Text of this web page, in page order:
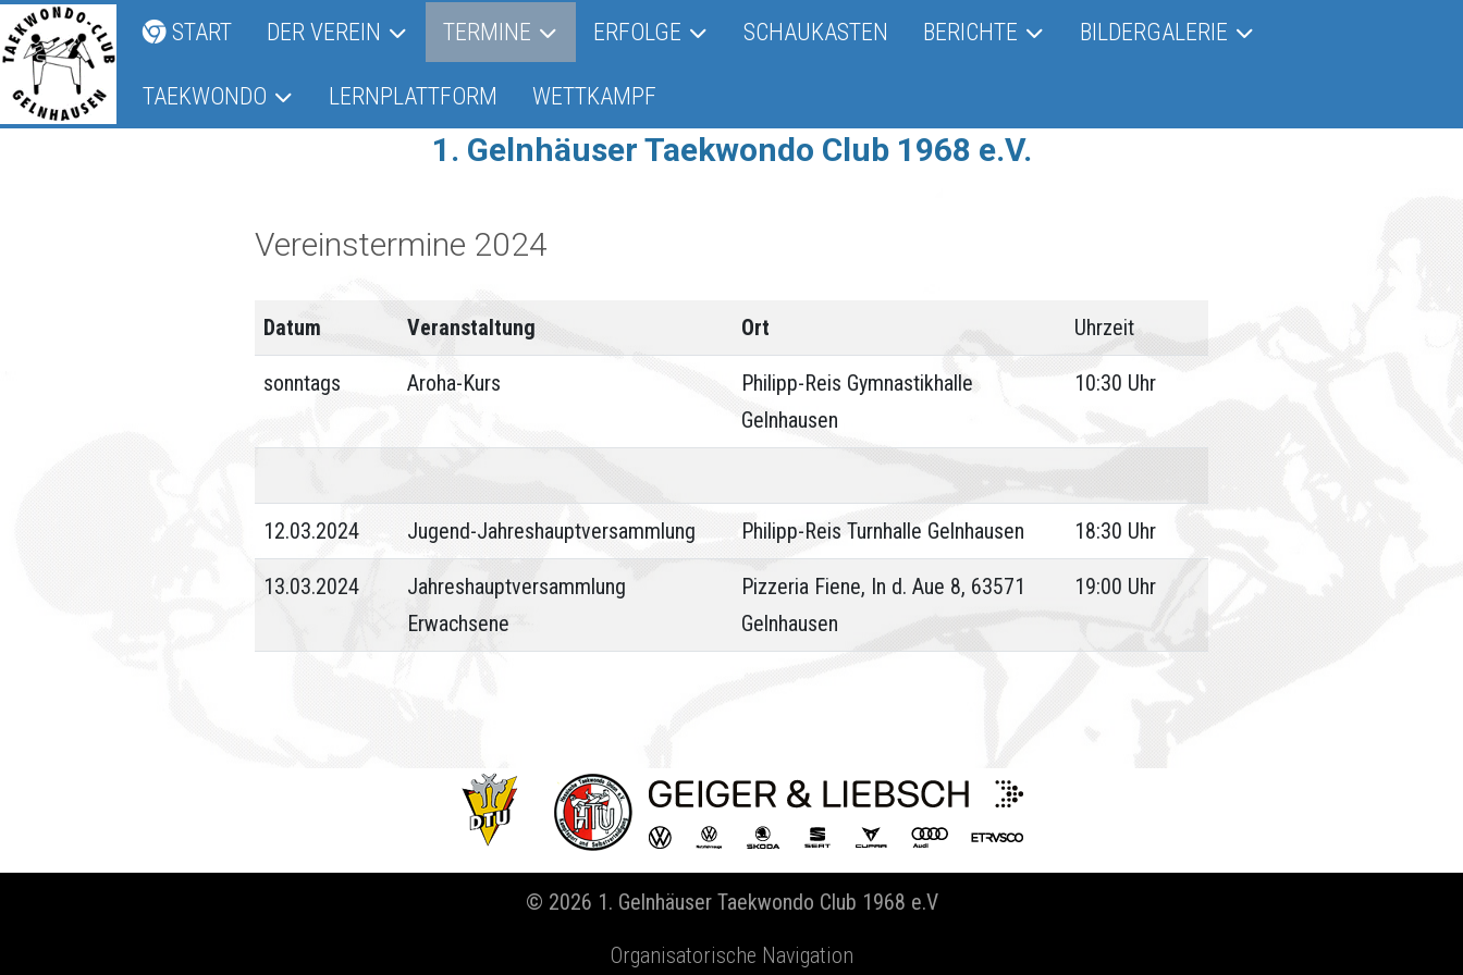
START DER VEREIN TERMINE ERFOLGE SCHAUKASTEN BERICHTE BILDERGALERIE
TAEKWONDO LERNPLATTFORM WETTKAMPF
1. Gelnhäuser Taekwondo Club 1968 e.V.
Vereinstermine 2024
Datum Veranstaltung Ort Uhrzeit
sonntags Aroha-Kurs
Philipp-Reis Gymnastikhalle
Gelnhausen
10:30 Uhr
12.03.2024 Jugend-Jahreshauptversammlung Philipp-Reis Turnhalle Gelnhausen 18:30 Uhr
13.03.2024
Jahreshauptversammlung
Erwachsene
Pizzeria Fiene, In d. Aue 8, 63571
Gelnhausen
19:00 Uhr
© 2026 1. Gelnhäuser Taekwondo Club 1968 e.V
Organisatorische Navigation